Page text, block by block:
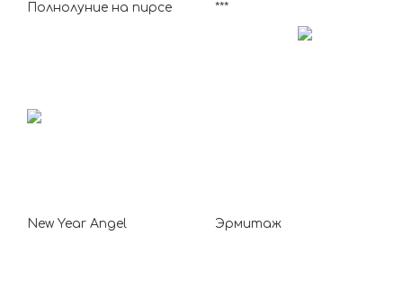
Полнолуние на пирсе ***
New Year Angel Эрмитаж